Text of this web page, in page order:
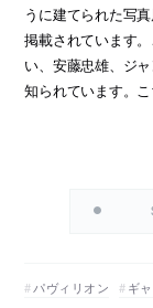
うに建てられた写
掲載されています
い、安藤忠雄、ジ
知られています。
パヴィリオン ギ